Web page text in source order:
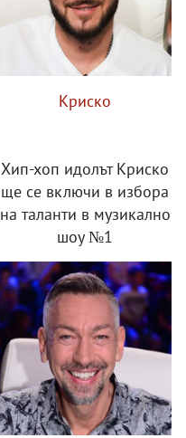
Криско
Хип-хоп идолът Криско
ще се включи в избора
на таланти в музикално
шоу №1